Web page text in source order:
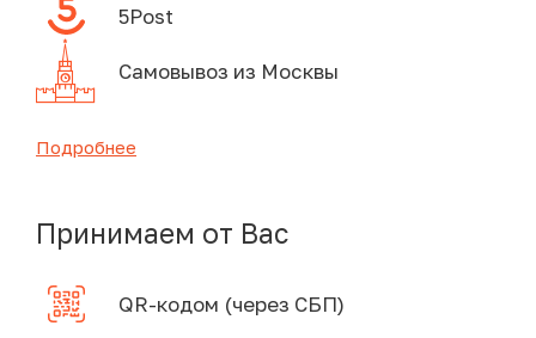
5Post
Самовывоз из Москвы
Подробнее
Принимаем от Вас
QR-кодом (через СБП)